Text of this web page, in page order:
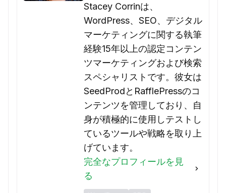
Stacey Corrinは、
WordPress、SEO、デジタル
マーケティングに関する執筆
経験15年以上の認定コンテン
ツマーケティングおよび検索
スペシャリストです。彼女は
SeedProdとRafflePressのコ
ンテンツを管理しており、自
身が積極的に使用しテストし
ているツールや戦略を取り上
げています。
完全なプロフィールを見
る